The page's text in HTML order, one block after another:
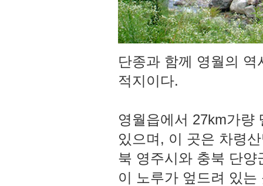
단종과 함께 영월의 역
적지이다.
영월읍에서 27km가량
있으며, 이 곳은 차령
북 영주시와 충북 단
이 노루가 엎드려 있